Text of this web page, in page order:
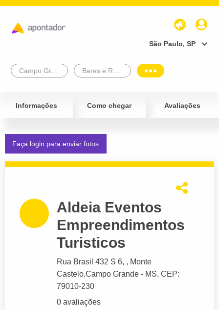
São Paulo, SP
Informações Como chegar Avaliações
Faça login para enviar fotos
Aldeia Eventos
Empreendimentos
Turisticos
Rua Brasil 432 S 6, , Monte
Castelo,Campo Grande - MS, CEP:
79010-230
0 avaliações